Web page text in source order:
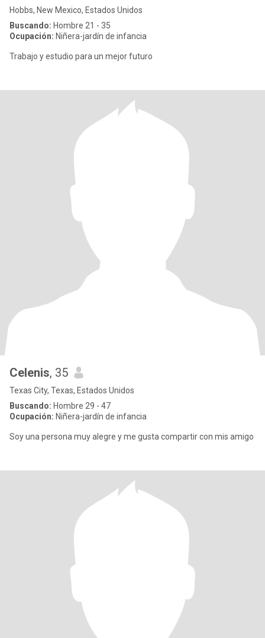
Hobbs, New Mexico, Estados Unidos
Buscando: Hombre 21 - 35
Ocupación: Niñera-jardín de infancia
Trabajo y estudio para un mejor futuro
Celenis, 35
Texas City, Texas, Estados Unidos
Buscando: Hombre 29 - 47
Ocupación: Niñera-jardín de infancia
Soy una persona muy alegre y me gusta compartir con mis amigo